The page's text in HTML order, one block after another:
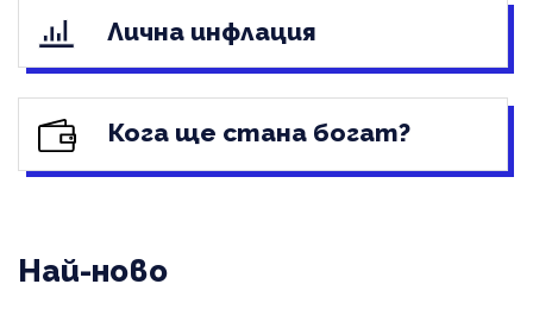
Лична инфлация
Кога ще стана богат?
Най-ново